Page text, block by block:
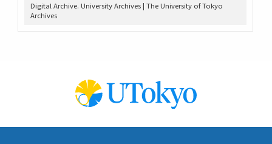
Digital Archive. University Archives | The University of Tokyo
Archives